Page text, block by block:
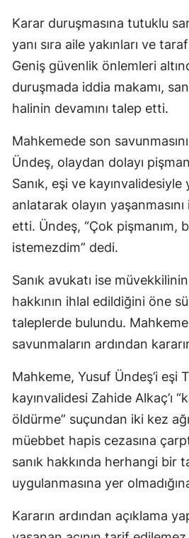
Karar duruşmasına tutuklu
yanı sıra aile yakınları ve
Geniş güvenlik önlemleri
duruşmada iddia makamı,
halinin devamını talep etti.
Mahkemede son
Ündeş, olaydan dolayı
Sanık, eşi ve kayınvalidesiyle
anlatarak olayın
etti. Ündeş, “Çok pişmanım,
istemezdim” dedi.
Sanık avukatı ise
hakkının ihlal edildiğini öne
taleplerde bulundu.
savunmaların ardından
Mahkeme, Yusuf Ündeş’i eşi
kayınvalidesi Zahide Alkaç’ı
öldürme” suçundan iki kez
müebbet hapis cezasına
sanık hakkında herhangi bir
uygulanmasına yer
Kararın ardından açıklama